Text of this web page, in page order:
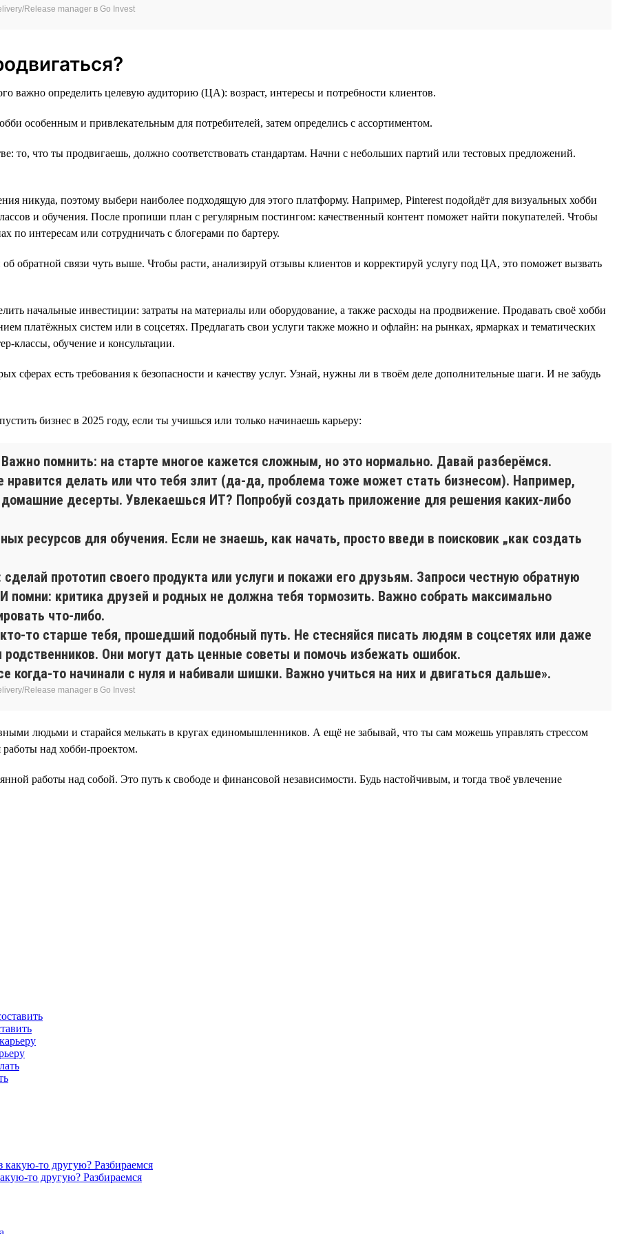
Release manager в Go Invest
важно определить целевую аудиторию (ЦА): возраст, интересы и потребности клиентов.
особенным и привлекательным для потребителей, затем определись с ассортиментом.
то, что ты продвигаешь, должно соответствовать стандартам. Начни с небольших партий или тестовых предложений.
никуда, поэтому выбери наиболее подходящую для этого платформу. Например, Pinterest подойдёт для визуальных хобби
и обучения. После пропиши план с регулярным постингом: качественный контент поможет найти покупателей. Чтобы
по интересам или сотрудничать с блогерами по бартеру.
связи чуть выше. Чтобы расти, анализируй отзывы клиентов и корректируй услугу под ЦА, это поможет вызвать
начальные инвестиции: затраты на материалы или оборудование, а также расходы на продвижение. Продавать своё хобби
платёжных систем или в соцсетях. Предлагать свои услуги также можно и офлайн: на рынках, ярмарках и тематических
классы, обучение и консультации.
сферах есть требования к безопасности и качеству услуг. Узнай, нужны ли в твоём деле дополнительные шаги. И не забудь
бизнес в 2025 году, если ты учишься или только начинаешь карьеру:
помнить: на старте многое кажется сложным, но это нормально. Давай разберёмся.
делать или что тебя злит (да-да, проблема тоже может стать бизнесом). Например,
десерты. Увлекаешься ИТ? Попробуй создать приложение для решения каких-либо
ресурсов для обучения. Если не знаешь, как начать, просто введи в поисковик „как создать
прототип своего продукта или услуги и покажи его друзьям. Запроси честную обратную
критика друзей и родных не должна тебя тормозить. Важно собрать максимально
что-либо.
то старше тебя, прошедший подобный путь. Не стесняйся писать людям в соцсетях или даже
Они могут дать ценные советы и помочь избежать ошибок.
когда-то начинали с нуля и набивали шишки. Важно учиться на них и двигаться дальше».
Release manager в Go Invest
людьми и старайся мелькать в кругах единомышленников. А ещё не забывай, что ты сам можешь управлять стрессом
над хобби-проектом.
работы над собой. Это путь к свободе и финансовой независимости. Будь настойчивым, и тогда твоё увлечение
то другую? Разбираемся